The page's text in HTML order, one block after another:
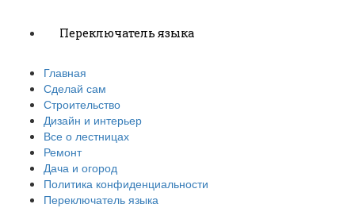
Переключатель языка
Главная
Сделай сам
Строительство
Дизайн и интерьер
Все о лестницах
Ремонт
Дача и огород
Политика конфиденциальности
Переключатель языка